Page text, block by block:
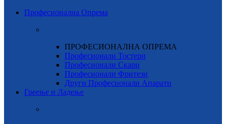
Професионална Опрема
ПРОФЕСИОНАЛНА ОПРЕМА
Професионали Тостери
Професионали Скари
Професионали Фритези
Други Професионали Апарати
Греење и Ладење